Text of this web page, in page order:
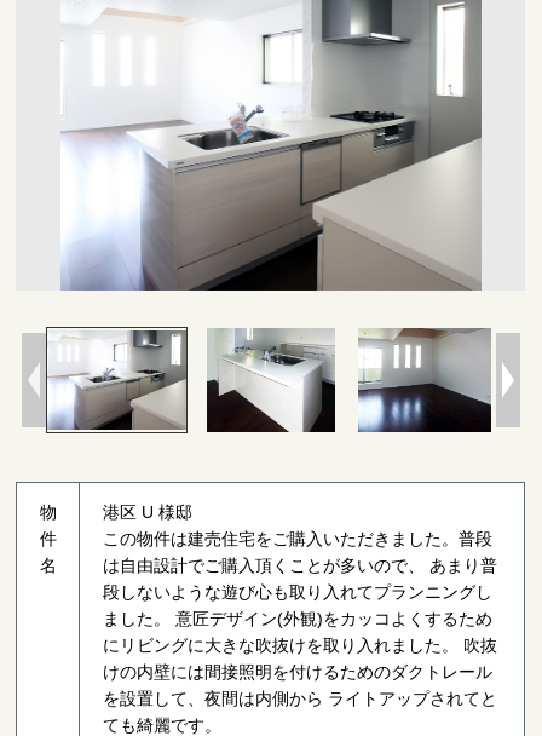
物
件
名
港区 U 様邸
この物件は建売住宅をご購入いただきました。普段
は自由設計でご購入頂くことが多いので、 あまり普
段しないような遊び心も取り入れてプランニングし
ました。 意匠デザイン(外観)をカッコよくするため
にリビングに大きな吹抜けを取り入れました。 吹抜
けの内壁には間接照明を付けるためのダクトレール
を設置して、夜間は内側から ライトアップされてと
ても綺麗です。